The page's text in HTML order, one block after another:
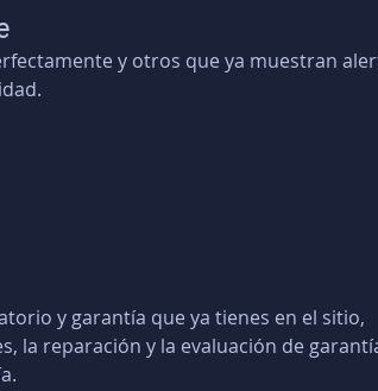
y otros que ya muestran
y garantía que ya tienes en el sitio,
la reparación y la evaluación de